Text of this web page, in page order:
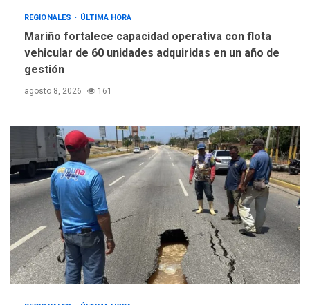
REGIONALES ÚLTIMA HORA
Mariño fortalece capacidad operativa con flota
vehicular de 60 unidades adquiridas en un año de
gestión
agosto 8, 2026 161